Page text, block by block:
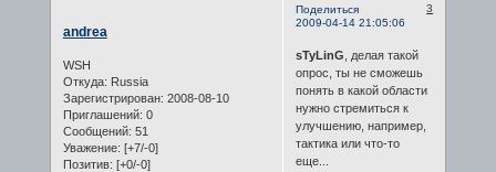
Поделиться
3
2009-04-14 21:05:06
andrea
WSH
Откуда: Russia
Зарегистрирован: 2008-08-10
Приглашений: 0
Сообщений: 51
Уважение: [+7/-0]
Позитив: [+0/-0]
sTyLinG , делая такой
опрос, ты не сможешь
понять в какой области
нужно стремиться к
улучшению, например,
тактика или что-то
еще...